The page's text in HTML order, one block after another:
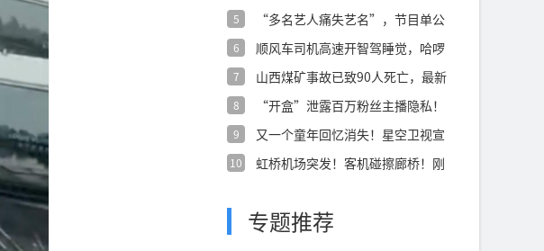
5
“多名艺人痛失艺名”，节目单公
6
顺风车司机高速开智驾睡觉，哈啰
7
山西煤矿事故已致90人死亡，最新
8
“开盒”泄露百万粉丝主播隐私！
9
又一个童年回忆消失！星空卫视宣
10
虹桥机场突发！客机碰擦廊桥！刚
专题推荐